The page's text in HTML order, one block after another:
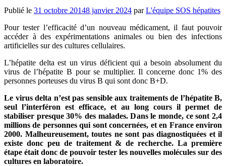
Publié le 31 octobre 20148 janvier 2024 parL'équipe SOS hépatites
Pour tester l’efficacité d’un nouveau médicament, il faut pouvoir
accéder à des expérimentations animales ou bien des infections
artificielles sur des cultures cellulaires.
L’hépatite delta est un virus déficient qui a besoin absolument du
virus de l’hépatite B pour se multiplier. Il concerne donc 1% des
personnes porteuses du virus B qui sont donc B+D.
Le virus delta n’est pas sensible aux traitements de l’hépatite B,
seul l’interféron est efficace, et au long cours il permet de
stabiliser presque 30% des malades. Dans le monde, ce sont 2,4
millions de personnes qui sont concernées, et en France environ
2000. Malheureusement, toutes ne sont pas diagnostiquées et il
existe donc peu de traitement & de recherche. La première
étape était donc de pouvoir tester les nouvelles molécules sur des
cultures en laboratoire.